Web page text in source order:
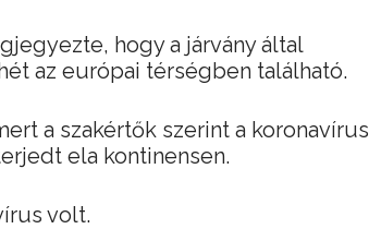
hogy a járvány által
az európai térségben található.
a szakértők szerint a koronavírus
ela kontinensen.
volt.